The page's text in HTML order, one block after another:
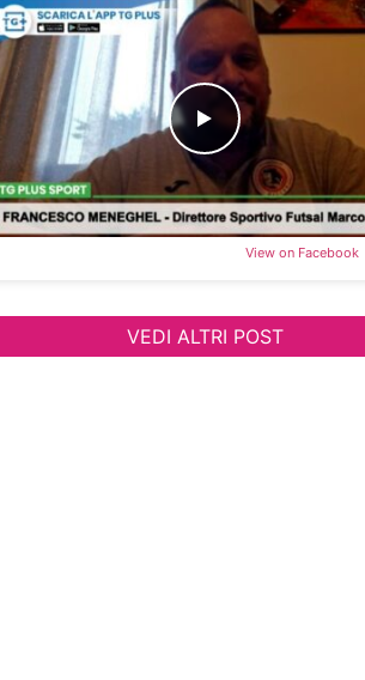
View on Facebook
VEDI ALTRI POST